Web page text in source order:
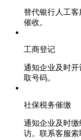
替代银行人工
催收。
工商登记
通知企业及时
取号码。
社保税务催缴
通知企业及时
访。联系客服索